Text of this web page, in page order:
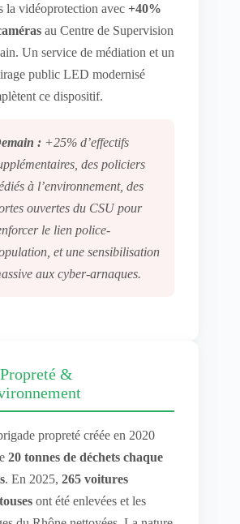
la vidéoprotection avec +40%
au Centre de Supervision
Un service de médiation et un
public LED modernisé
ce dispositif.
:+25% d’effectifs
des policiers
à l’environnement, des
ouvertes du CSU pour
le lien police-
et une sensibilisation
aux cyber-arnaques.
&
propreté créée en 2020
20 tonnes de déchets chaque
. En 2025, 265 voitures
ont été enlevées et les